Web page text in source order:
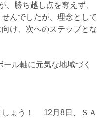
、勝ち越し点を奪えず、
んでしたが、理念として
け、次へのステップとな
ル軸に元気な地域づく
しょう！ 12月8日、ＳＡ